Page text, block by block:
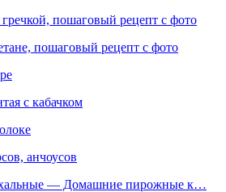
пошаговый рецепт с фото
пошаговый рецепт с фото
с кабачком
анчоусов
— Домашние пирожные к…